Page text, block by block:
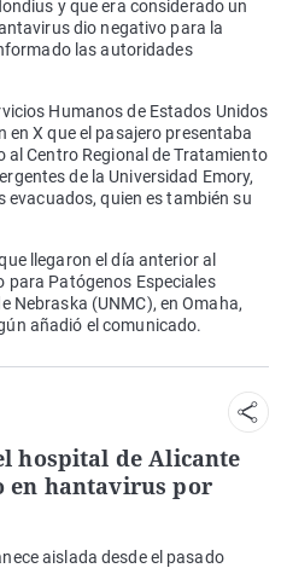
y que era considerado un
dio negativo para la
las autoridades
Humanos de Estados Unidos
en X que el pasajero presentaba
Centro Regional de Tratamiento
de la Universidad Emory,
quien es también su
llegaron el día anterior al
para Patógenos Especiales
Nebraska (UNMC), en Omaha,
añadió el comunicado.
hospital de Alicante
en hantavirus por
aislada desde el pasado